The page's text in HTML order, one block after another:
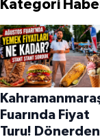
Kategori
Fuarında Fiyat
Turu! Dönerden